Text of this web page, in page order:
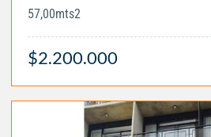
57,00mts2
$2.200.000